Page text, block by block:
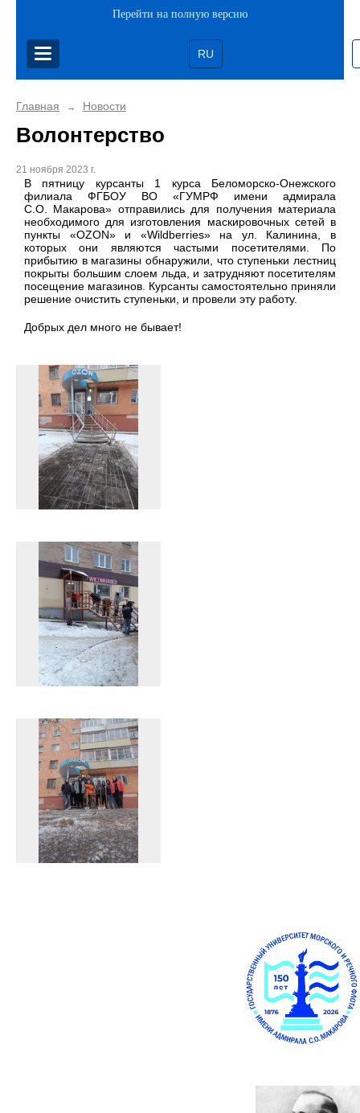
Перейти на полную версию
RU
Главная → Новости
Волонтерство
21 ноября 2023 г.
В пятницу курсанты 1 курса Беломорско-Онежского
филиала ФГБОУ ВО «ГУМРФ имени адмирала
С.О. Макарова» отправились для получения материала
необходимого для изготовления маскировочных сетей в
пункты «OZON» и «Wildberries» на ул. Калинина, в
которых они являются частыми посетителями. По
прибытию в магазины обнаружили, что ступеньки лестниц
покрыты большим слоем льда, и затрудняют посетителям
посещение магазинов. Курсанты самостоятельно приняли
решение очистить ступеньки, и провели эту работу.
Добрых дел много не бывает!